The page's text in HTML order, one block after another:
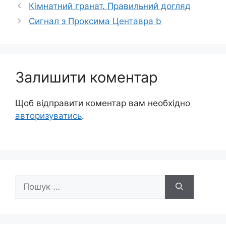
Кімнатний гранат. Правильний догляд
Сигнал з Проксима Центавра b
Залишити коментар
Щоб відправити коментар вам необхідно
авторизуватись.
Пошук: